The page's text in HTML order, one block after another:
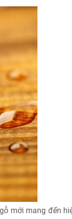
mới mang đến